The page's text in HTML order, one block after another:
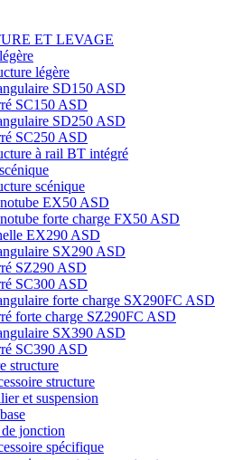
ET LEVAGE
légère
SD150 ASD
SC150 ASD
SD250 ASD
SC250 ASD
à rail BT intégré
scénique
EX50 ASD
forte charge FX50 ASD
EX290 ASD
SX290 ASD
SZ290 ASD
SC300 ASD
forte charge SX290FC ASD
forte charge SZ290FC ASD
SX390 ASD
SC390 ASD
structure
structure
et suspension
jonction
spécifique